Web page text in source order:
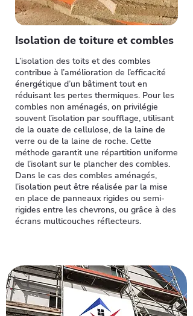
Isolation de toiture et combles
L’isolation des toits et des combles
contribue à l’amélioration de l’efficacité
énergétique d’un bâtiment tout en
réduisant les pertes thermiques. Pour les
combles non aménagés, on privilégie
souvent l’isolation par soufflage, utilisant
de la ouate de cellulose, de la laine de
verre ou de la laine de roche. Cette
méthode garantit une répartition uniforme
de l’isolant sur le plancher des combles.
Dans le cas des combles aménagés,
l’isolation peut être réalisée par la mise
en place de panneaux rigides ou semi-
rigides entre les chevrons, ou grâce à des
écrans multicouches réflecteurs.